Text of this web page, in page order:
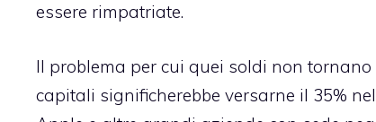
essere rimpatriate.
Il problema per cui quei soldi non tornano
capitali significherebbe versarne il 35%